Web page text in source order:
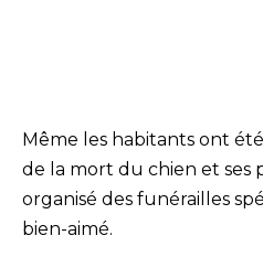
Même les habitants ont
de la mort du chien et ses
organisé des funérailles
bien-aimé.